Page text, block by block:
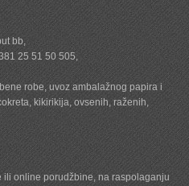
bb,
25 51 50 505,
robe, uvoz ambalažnog papira i
kikirikija, ovsenih, raženih,
online porudžbine, na raspolaganju